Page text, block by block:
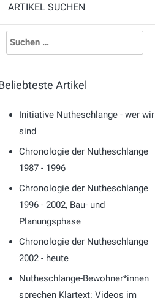
ARTIKEL SUCHEN
Suchen
nach:
Artikel
Initiative Nutheschlange - wer wir
sind
Chronologie der Nutheschlange
1987 - 1996
Chronologie der Nutheschlange
1996 - 2002, Bau- und
Planungsphase
Chronologie der Nutheschlange
2002 - heute
Nutheschlange-Bewohner*innen
sprechen Klartext: Videos im